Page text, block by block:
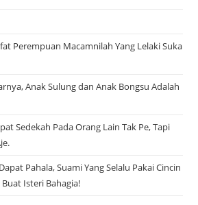
Perempuan Macamnilah Yang Lelaki Suka
Anak Sulung dan Anak Bongsu Adalah
Sedekah Pada Orang Lain Tak Pe, Tapi
Pahala, Suami Yang Selalu Pakai Cincin
Isteri Bahagia!